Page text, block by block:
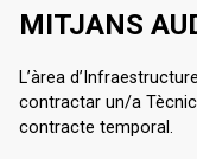
MITJANS
L’àrea
contractar un/a
contracte temporal.